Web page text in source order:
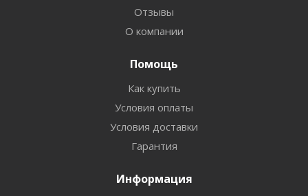
Отзывы
О компании
Помощь
Как купить
Условия оплаты
Условия доставки
Гарантия
Информация